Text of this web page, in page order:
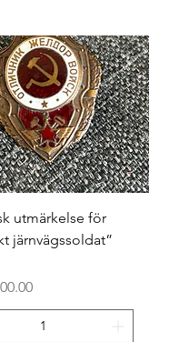
utmärkelse för
järnvägssoldat”